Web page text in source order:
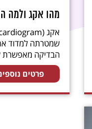
מהו אקג ולמה
שמטרתה למדוד
הבדיקה מאפשרת
פרטים